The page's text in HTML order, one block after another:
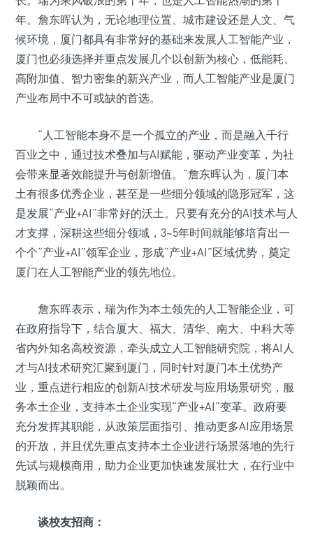
年。詹东晖认为，无论地理位置、城市建设还是人文、气
候环境，厦门都具有非常好的基础来发展人工智能产业，
厦门也必须选择并重点发展几个以创新为核心，低能耗、
高附加值、智力密集的新兴产业，而人工智能产业是厦门
产业布局中不可或缺的首选。
“人工智能本身不是一个孤立的产业，而是融入千行
百业之中，通过技术叠加与AI赋能，驱动产业变革，为社
会带来显著效能提升与创新增值。”詹东晖认为，厦门本
土有很多优秀企业，甚至是一些细分领域的隐形冠军，这
是发展“产业+AI”非常好的沃土。只要有充分的AI技术与人
才支撑，深耕这些细分领域，3~5年时间就能够培育出一
个个“产业+AI”领军企业，形成“产业+AI”区域优势，奠定
厦门在人工智能产业的领先地位。
詹东晖表示，瑞为作为本土领先的人工智能企业，可
在政府指导下，结合厦大、福大、清华、南大、中科大等
省内外知名高校资源，牵头成立人工智能研究院，将AI人
才与AI技术研究汇聚到厦门，同时针对厦门本土优势产
业，重点进行相应的创新AI技术研发与应用场景研究，服
务本土企业，支持本土企业实现“产业+AI”变革。政府要
充分发挥其职能，从政策层面指引、推动更多AI应用场景
的开放，并且优先重点支持本土企业进行场景落地的先行
先试与规模商用，助力企业更加快速发展壮大，在行业中
脱颖而出。
谈校友招商：